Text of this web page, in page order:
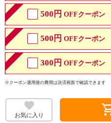
500円 OFFクーポン
500円 OFFクーポン
300円 OFFクーポン
※クーポン適用後の費用は決済画面で確認できます
お気に入り